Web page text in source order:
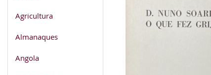
Agricultura
Almanaques
Angola